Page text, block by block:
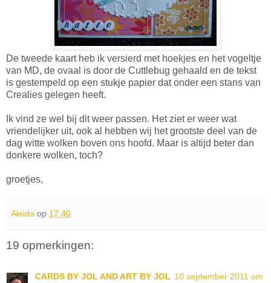
De tweede kaart heb ik versierd met hoekjes en het vogeltje
van MD, de ovaal is door de Cuttlebug gehaald en de tekst
is gestempeld op een stukje papier dat onder een stans van
Crealies gelegen heeft.
Ik vind ze wel bij dit weer passen. Het ziet er weer wat
vriendelijker uit, ook al hebben wij het grootste deel van de
dag witte wolken boven ons hoofd. Maar is altijd beter dan
donkere wolken, toch?
groetjes,
Aleida op 17:40
19 opmerkingen:
CARDS BY JOL AND ART BY JOL 10 september 2011 om